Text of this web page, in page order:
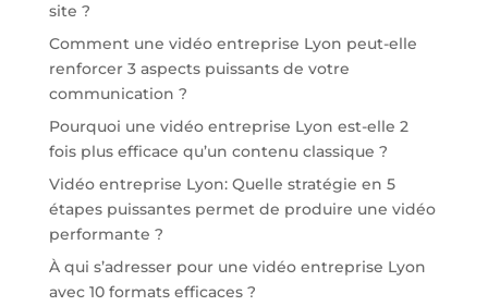
site ?
Comment une vidéo entreprise Lyon peut-elle
renforcer 3 aspects puissants de votre
communication ?
Pourquoi une vidéo entreprise Lyon est-elle 2
fois plus efficace qu’un contenu classique ?
Vidéo entreprise Lyon: Quelle stratégie en 5
étapes puissantes permet de produire une vidéo
performante ?
À qui s’adresser pour une vidéo entreprise Lyon
avec 10 formats efficaces ?